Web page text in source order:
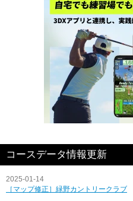
コースデータ情報更新
2025-01-14
［マップ修正］緑野カントリークラブ